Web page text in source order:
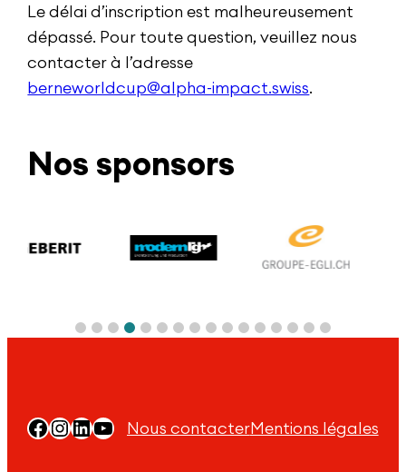
Le délai d’inscription est malheureusement
dépassé. Pour toute question, veuillez nous
contacter à l’adresse
berneworldcup@alpha-impact.swiss.
Nos sponsors
Facebook
Instagram
LinkedIn
YouTube
Nous contacterMentions légales